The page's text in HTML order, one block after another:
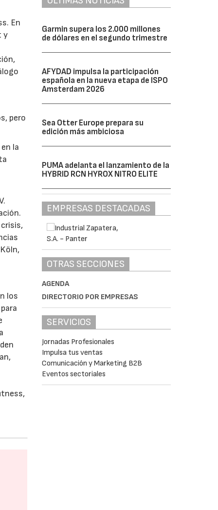
En
y
pero
la
los
Garmin supera los 2.000 millones
de dólares en el segundo trimestre
AFYDAD impulsa la participación
española en la nueva etapa de ISPO
Amsterdam 2026
Sea Otter Europe prepara su
edición más ambiciosa
PUMA adelanta el lanzamiento de la
HYBRID RCN HYROX NITRO ELITE
EMPRESAS DESTACADAS
OTRAS SECCIONES
AGENDA
DIRECTORIO POR EMPRESAS
SERVICIOS
Jornadas Profesionales
Impulsa tus ventas
Comunicación y Marketing B2B
Eventos sectoriales